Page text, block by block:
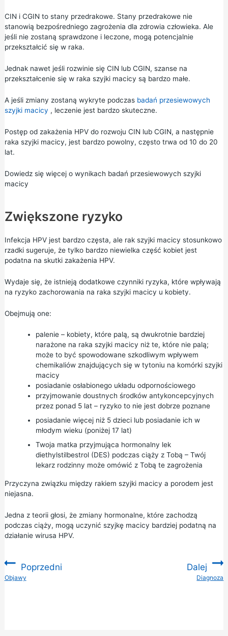
CIN i CGIN to stany przedrakowe. Stany przedrakowe nie
stanowią bezpośredniego zagrożenia dla zdrowia człowieka. Ale
jeśli nie zostaną sprawdzone i leczone, mogą potencjalnie
przekształcić się w raka.
Jednak nawet jeśli rozwinie się CIN lub CGIN, szanse na
przekształcenie się w raka szyjki macicy są bardzo małe.
A jeśli zmiany zostaną wykryte podczas badań przesiewowych
szyjki macicy , leczenie jest bardzo skuteczne.
Postęp od zakażenia HPV do rozwoju CIN lub CGIN, a następnie
raka szyjki macicy, jest bardzo powolny, często trwa od 10 do 20
lat.
Dowiedz się więcej o wynikach badań przesiewowych szyjki
macicy
Zwiększone ryzyko
Infekcja HPV jest bardzo częsta, ale rak szyjki macicy stosunkowo
rzadki sugeruje, że tylko bardzo niewielka część kobiet jest
podatna na skutki zakażenia HPV.
Wydaje się, że istnieją dodatkowe czynniki ryzyka, które wpływają
na ryzyko zachorowania na raka szyjki macicy u kobiety.
Obejmują one:
palenie – kobiety, które palą, są dwukrotnie bardziej
narażone na raka szyjki macicy niż te, które nie palą;
może to być spowodowane szkodliwym wpływem
chemikaliów znajdujących się w tytoniu na komórki szyjki
macicy
posiadanie osłabionego układu odpornościowego
przyjmowanie doustnych środków antykoncepcyjnych
przez ponad 5 lat – ryzyko to nie jest dobrze poznane
posiadanie więcej niż 5 dzieci lub posiadanie ich w
młodym wieku (poniżej 17 lat)
Twoja matka przyjmująca hormonalny lek
diethylstilbestrol (DES) podczas ciąży z Tobą – Twój
lekarz rodzinny może omówić z Tobą te zagrożenia
Przyczyna związku między rakiem szyjki macicy a porodem jest
niejasna.
Jedna z teorii głosi, że zmiany hormonalne, które zachodzą
podczas ciąży, mogą uczynić szyjkę macicy bardziej podatną na
działanie wirusa HPV.
Poprzedni
:Objawy
Dalej
Diagnoza